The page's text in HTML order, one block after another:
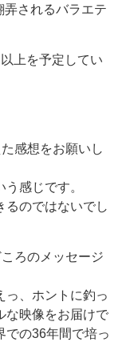
弄されるバラエテ
上を予定してい
感想をお願いし
感じです。
るのではないでし
ろのメッセージ
っ、ホントに釣っ
な映像をお届けで
での36年間で培っ